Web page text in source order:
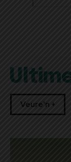
Veure'n +